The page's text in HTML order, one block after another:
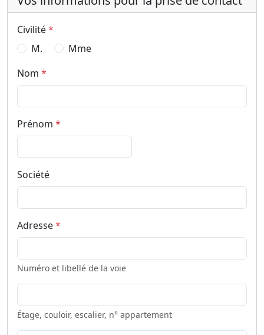
Civilité*
M.
Mme
Nom *
Prénom *
Société
Adresse*
Numéro et libellé de la voie
Étage, couloir, escalier, n° appartement